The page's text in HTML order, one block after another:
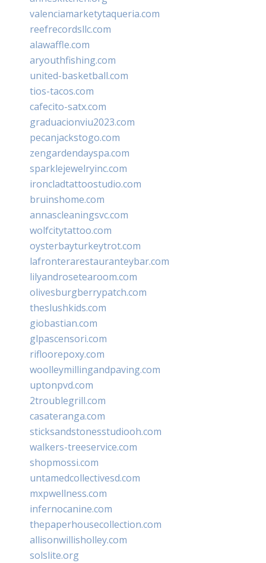
valenciamarketytaqueria.com
reefrecordsllc.com
alawaffle.com
aryouthfishing.com
united-basketball.com
tios-tacos.com
cafecito-satx.com
graduacionviu2023.com
pecanjackstogo.com
zengardendayspa.com
sparklejewelryinc.com
ironcladtattoostudio.com
bruinshome.com
annascleaningsvc.com
wolfcitytattoo.com
oysterbayturkeytrot.com
lafronterarestauranteybar.com
lilyandrosetearoom.com
olivesburgberrypatch.com
theslushkids.com
giobastian.com
glpascensori.com
rifloorepoxy.com
woolleymillingandpaving.com
uptonpvd.com
2troublegrill.com
casateranga.com
sticksandstonesstudiooh.com
walkers-treeservice.com
shopmossi.com
untamedcollectivesd.com
mxpwellness.com
infernocanine.com
thepaperhousecollection.com
allisonwillisholley.com
solslite.org